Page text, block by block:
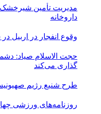
داروخانه
وقوع انفجار در اربیل
حجت الاسلام صیاد:
گذاری می‌کند
طرح شنیع رژیم
روزنامه‌های ورزشی چهارشنبه ۲۴